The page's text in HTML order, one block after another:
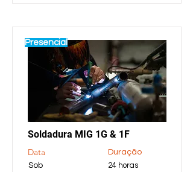
Presencial
Soldadura MIG 1G & 1F
Data
Sob
Duração
24 horas